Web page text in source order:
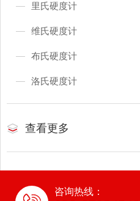
里氏硬度计
维氏硬度计
布氏硬度计
洛氏硬度计
查看更多
咨询热线：